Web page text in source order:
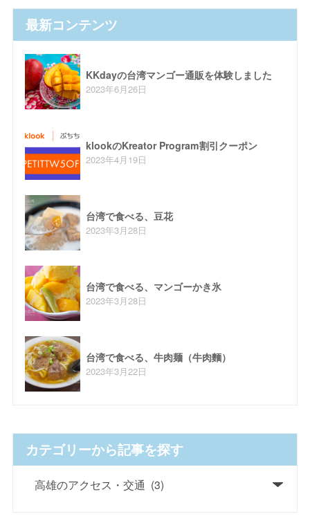
最新コンテンツ
KKdayの台湾マンゴー通販を体験しました
2023年6月26日
klookのKreator Program割引クーポン
2023年4月19日
台湾で食べる、豆花
2023年3月28日
台湾で食べる、マンゴーかき氷
2023年3月28日
台湾で食べる、牛肉麺（牛肉麵）
2023年3月22日
カテゴリーから記事を探す